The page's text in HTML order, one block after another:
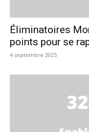
Éliminatoires
points pour se
4 septembre 2025